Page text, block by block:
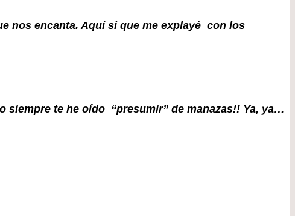
nos encanta. Aquí si que me explayé con los
siempre te he oído “presumir” de manazas!! Ya, ya…